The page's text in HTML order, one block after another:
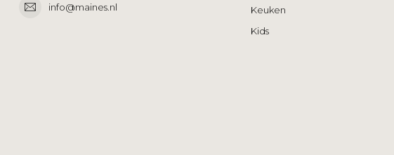
info@maines.nl
Keuken
Kids